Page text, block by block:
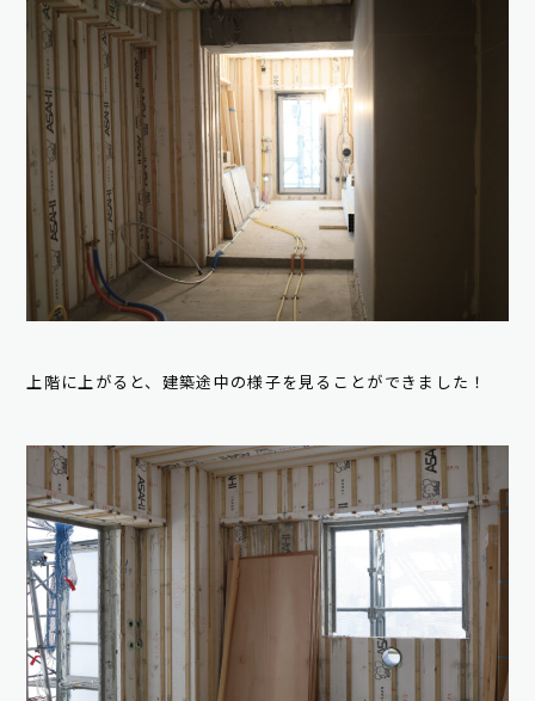
上階に上がると、建築途中の様子を見ることができました！